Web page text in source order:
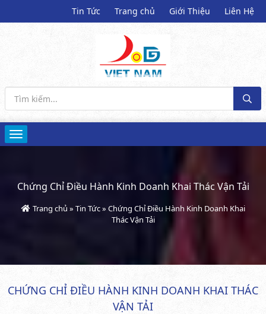
Tin Tức Trang chủ Giới Thiệu Liên Hệ
Chứng Chỉ Điều Hành Kinh Doanh Khai Thác Vận Tải
Trang chủ » Tin Tức» Chứng Chỉ Điều Hành Kinh Doanh Khai
Thác Vận Tải
CHỨNG CHỈ ĐIỀU HÀNH KINH DOANH KHAI THÁC
VẬN TẢI